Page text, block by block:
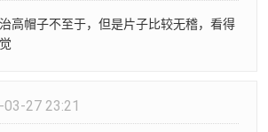
高帽子不至于，但是片子比较无稽，看得
03-27 23:21